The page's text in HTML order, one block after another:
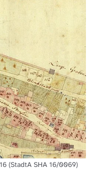
(StadtA SHA 16/0069)